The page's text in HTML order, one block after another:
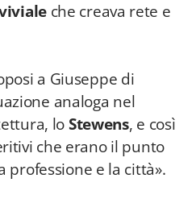
che creava rete e
a Giuseppe di
analoga nel
loStewens, e così
che erano il punto
professione e la città».